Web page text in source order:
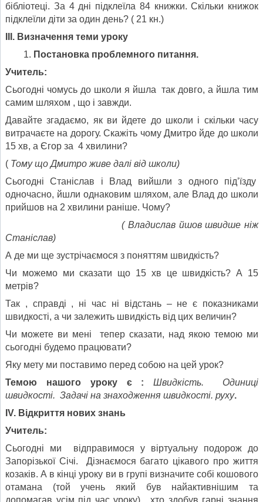
бібліотеці. За 4 дні підклеїла 84 книжки. Скільки книжок
підклеїли діти за один день? ( 21 кн.)
ІІІ. Визначення теми уроку
Постановка проблемного питання.
Учитель:
Сьогодні чомусь до школи я йшла так довго, а йшла тим
самим шляхом , що і завжди.
Давайте згадаємо, як ви йдете до школи і скільки часу
витрачаєте на дорогу. Скажіть чому Дмитро йде до школи
15 хв, а Єгор за 4 хвилини?
( Тому що Дмитро живе далі від школи)
Сьогодні Станіслав і Влад вийшли з одного під’їзду
одночасно, йшли однаковим шляхом, але Влад до школи
прийшов на 2 хвилини раніше. Чому?
( Владислав йшов швидше ніж
Станіслав)
А де ми ще зустрічаємося з поняттям швидкість?
Чи можемо ми сказати що 15 хв це швидкість? А 15
метрів?
Так , справді , ні час ні відстань – не є показниками
швидкості, а чи залежить швидкість від цих величин?
Чи можете ви мені тепер сказати, над якою темою ми
сьогодні будемо працювати?
Яку мету ми поставимо перед собою на цей урок?
Темою нашого уроку є :
Швидкість. Одиниці
швидкості. Задачі на знаходження швидкості. руху.
ІV. Відкриття нових знань
Учитель:
Сьогодні ми відправимося у віртуальну подорож до
Запорізької Січі. Дізнаємося багато цікавого про життя
козаків. А в кінці уроку ви в групі визначите собі кошового
отамана (той учень який був найактивнішим та
допомагав усім під час уроку), хто здобув гарні знання